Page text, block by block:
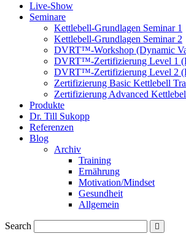
Live-Show
Seminare
Kettlebell-Grundlagen Seminar 1
Kettlebell-Grundlagen Seminar 2
DVRT™-Workshop (Dynamic
DVRT™-Zertifizierung Level 1
DVRT™-Zertifizierung Level 2
Zertifizierung Basic Kettlebell
Zertifizierung Advanced
Produkte
Dr. Till Sukopp
Referenzen
Blog
Archiv
Training
Ernährung
Motivation/Mindset
Gesundheit
Allgemein
Search